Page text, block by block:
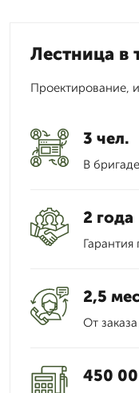
Лестница в
Проектирование,
3 чел.
В
2 года
2,5
От
450